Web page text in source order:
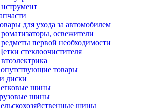
для ухода за автомобилем
освежители
первой необходимости
стеклоочистителя
товары
диски
шины
шины
шины